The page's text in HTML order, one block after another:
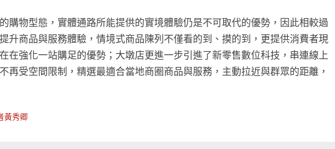
購物型態，實體通路所能提供的實境體驗仍是不可取代的優勢，因此相較過
升商品與服務體驗，情境式商品陳列不僅看的到、摸的到，更提供消費者現
在強化一站購足的優勢；大墩店更進一步引進了新零售數位科技，串連線上
再受空間限制，精選最適合當地商圈商品與服務，主動拉近與群眾的距離，
黃秀卿